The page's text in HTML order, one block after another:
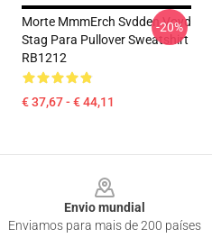
Morte MmmErch Svdden Voyd
Stag Para Pullover Sweatshirt
RB1212
€ 37,67 - € 44,11
-20%
Envio mundial
Enviamos para mais de 200 países